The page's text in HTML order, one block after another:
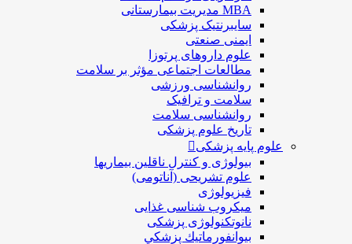
سایبرنتیک پزشکی
ایمنی صنعتی
علوم داروهای پرتوزا
مطالعات اجتماعی مؤثر بر سلامت
روانشناسی ورزشی
سلامت و ترافیک
روانشناسی سلامت
تاریخ علوم پزشکی
علوم پایه پزشکی
بیولوژی و کنترل ناقلین بیماریها
علوم تشریحی (آناتومی)
فیزیولوژی
ميكروب شناسی غذایی
نانوتکنولوژی پزشکی
بيوانفورماتيك پزشكي